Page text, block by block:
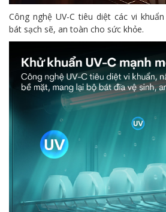
Công nghệ UV-C tiêu diệt các vi
bát sạch sẽ, an toàn cho sức khỏe.